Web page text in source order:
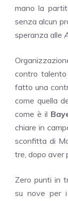
mano la
senza alcun
speranza alle
contro
fatto una
come quella
come è il
chiare in
sconfitta di
tre, dopo aver
Zero punti in
su nove per